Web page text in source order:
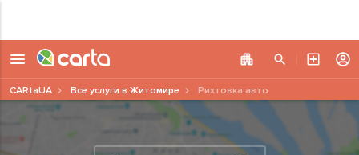
CARtaUA Все услуги в Житомире Рихтовка авто